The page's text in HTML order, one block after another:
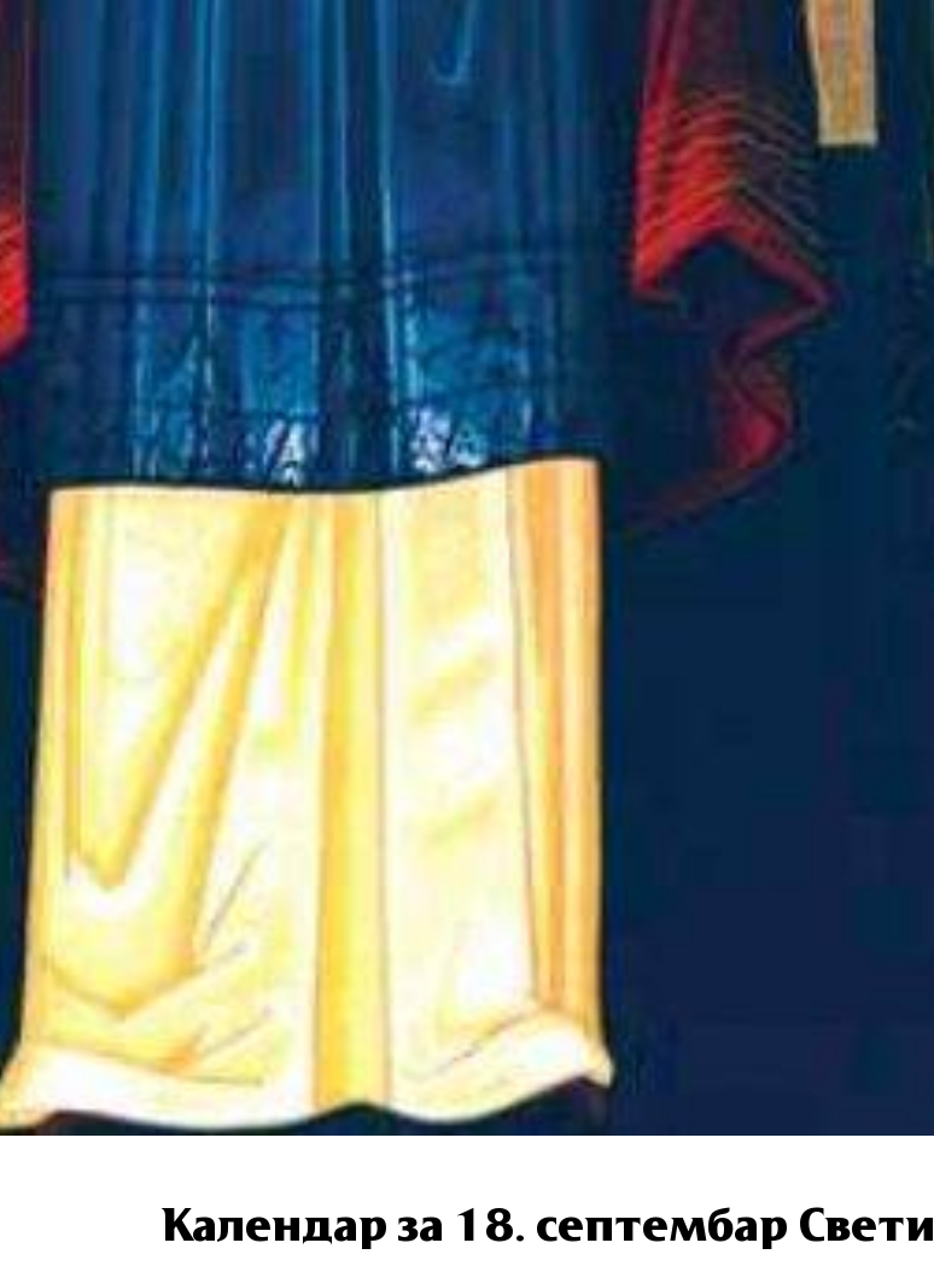
Календар за 18. септембар Свети